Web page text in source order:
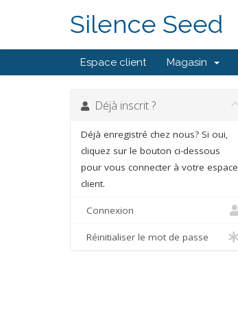
Silence Seed
Espace client Magasin
Déjà inscrit ?
Déjà enregistré chez nous? Si oui,
cliquez sur le bouton ci-dessous
pour vous connecter à votre espace
client.
Connexion
Réinitialiser le mot de passe